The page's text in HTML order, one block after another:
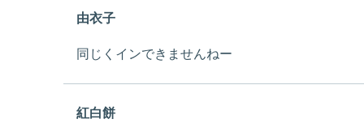
由衣子
同じくインできませんねー
紅白餅